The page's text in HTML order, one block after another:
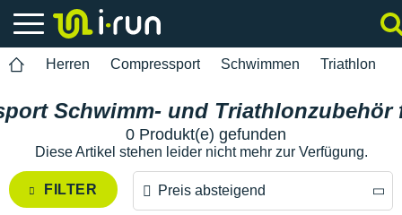
Herren Compressport Schwimmen Triathlon
Schwimm- und Triathlonzubehör
0 Produkt(e) gefunden
Diese Artikel stehen leider nicht mehr zur Verfügung.
FILTER Preis absteigend